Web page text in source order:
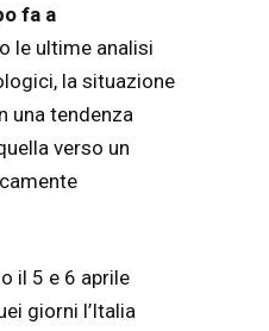
fa a
le ultime analisi
la situazione
una tendenza
verso un
il 5 e 6 aprile
giorni l’Italia